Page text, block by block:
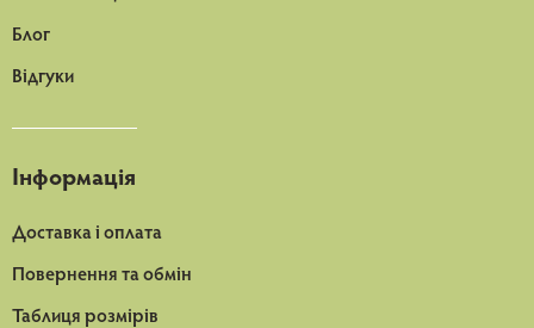
Блог
Відгуки
Інформація
Доставка і оплата
Повернення та обмін
Таблиця розмірів